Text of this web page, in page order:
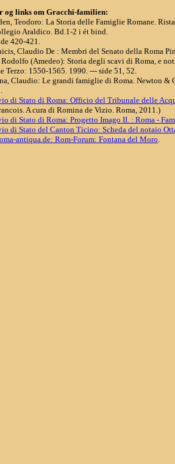
og links om Gracchi-familien:
Teodoro: La Storia delle Famiglie Romane.
Araldico. Bd.1-2 i ét bind.
420-421.
Claudio De : Membri del Senato della Roma
(Amedeo): Storia degli scavi di Roma, e
Terzo: 1550-1565. 1990. --- side 51, 52.
Claudio: Le grandi famiglie di Roma. Newton &
di Stato di Roma: Officio del Tribunale delle
A cura di Romina de Vizio. Roma, 2011.)
di Stato di Roma: Progetto Imago II. : Roma -
di Stato del Canton Ticino: Scheda del notaio
antiqua.de: Rom-Forum: Fontana del Moro.